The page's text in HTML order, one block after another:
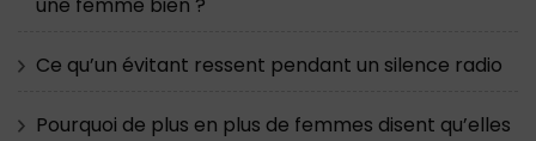
Ce qu’un évitant ressent pendant un silence radio
Pourquoi de plus en plus de femmes disent qu’elles